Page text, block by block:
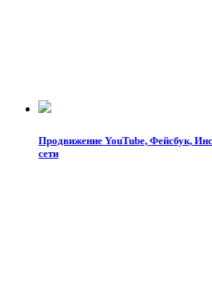
Продвижение YouTube, Фейсбук,
сети